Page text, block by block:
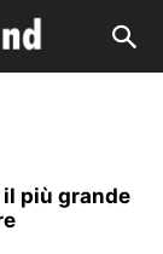
più grande